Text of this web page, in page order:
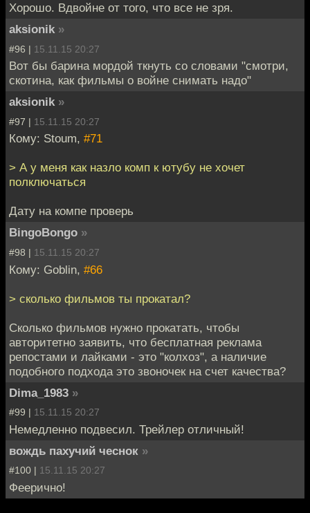
Хорошо. Вдвойне от того, что все не зря.
aksionik »
#96 | 15.11.15 20:27
Вот бы барина мордой ткнуть со словами "смотри,
скотина, как фильмы о войне снимать надо"
aksionik »
#97 | 15.11.15 20:27
Кому: Stoum, #71
> А у меня как назло комп к ютубу не хочет
полключаться
Дату на компе проверь
BingoBongo »
#98 | 15.11.15 20:27
Кому: Goblin, #66
> сколько фильмов ты прокатал?
Сколько фильмов нужно прокатать, чтобы
авторитетно заявить, что бесплатная реклама
репостами и лайками - это "колхоз", а наличие
подобного подхода это звоночек на счет качества?
Dima_1983 »
#99 | 15.11.15 20:27
Немедленно подвесил. Трейлер отличный!
вождь пахучий чеснок »
#100 | 15.11.15 20:27
Феерично!